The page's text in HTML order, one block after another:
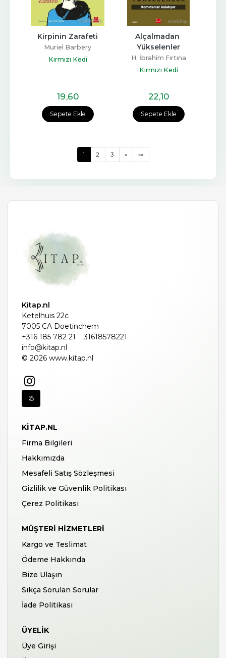
Sepete Ekle
Kirpinin Zarafeti
Muriel Barbery
Kırmızı Kedi
19,60
Sepete Ekle
Alçalmadan
Yükselenler
H. İbrahim Fırtına
Kırmızı Kedi
22,10
1 2 3 » »»
Kitap.nl
Ketelhuis 22c
7005 CA Doetinchem
+316 185 782 21
31618578221
info@kitap.nl
© 2026 www.kitap.nl
KITAP.NL
Firma Bilgileri
Hakkımızda
Mesafeli Satış Sözleşmesi
Gizlilik ve Güvenlik Politikası
Çerez Politikası
MÜŞTERI HIZMETLERI
Kargo ve Teslimat
Ödeme Hakkında
Bize Ulaşın
Sıkça Sorulan Sorular
İade Politikası
ÜYELIK
Üye Girişi